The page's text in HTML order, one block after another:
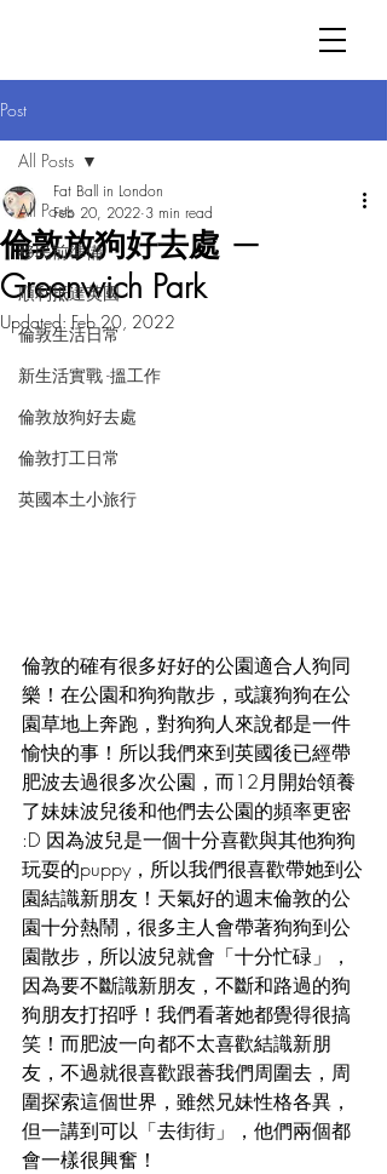
Post
All Posts
移民前準備
順利抵達英國
倫敦生活日常
新生活實戰 -搵工作
倫敦放狗好去處
倫敦打工日常
英國本土小旅行
All Posts
倫敦放狗好去處 —
Greenwich Park
Fat Ball in London
Feb 20, 2022 3 min read
Updated:Feb 20, 2022
倫敦的確有很多好好的公園適合人狗同
樂！在公園和狗狗散步，或讓狗狗在公
園草地上奔跑，對狗狗人來說都是一件
愉快的事！所以我們來到英國後已經帶
肥波去過很多次公園，而12月開始領養
了妹妹波兒後和他們去公園的頻率更密
:D 因為波兒是一個十分喜歡與其他狗狗
玩耍的puppy，所以我們很喜歡帶她到公
園結識新朋友！天氣好的週末倫敦的公
園十分熱鬧，很多主人會帶著狗狗到公
園散步，所以波兒就會「十分忙碌」，
因為要不斷識新朋友，不斷和路過的狗
狗朋友打招呼！我們看著她都覺得很搞
笑！而肥波一向都不太喜歡結識新朋
友，不過就很喜歡跟萫我們周圍去，周
圍探索這個世界，雖然兄妹性格各異，
但一講到可以「去街街」，他們兩個都
會一樣很興奮！